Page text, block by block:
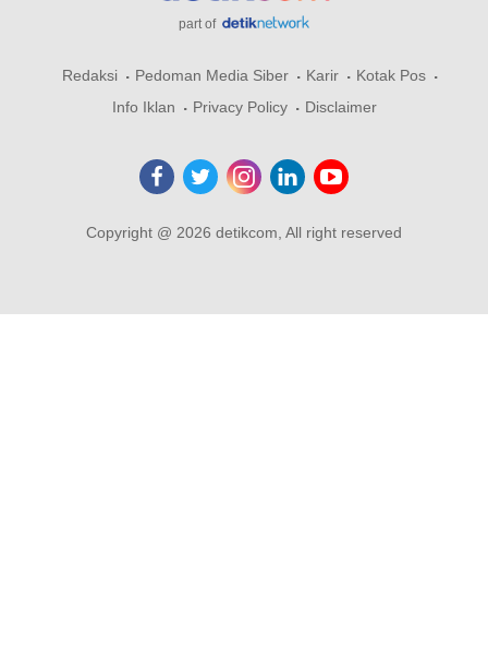
part of
Redaksi Pedoman Media Siber Karir
Kotak Pos
Info Iklan
Privacy Policy Disclaimer
Copyright @ 2026 detikcom, All right reserved